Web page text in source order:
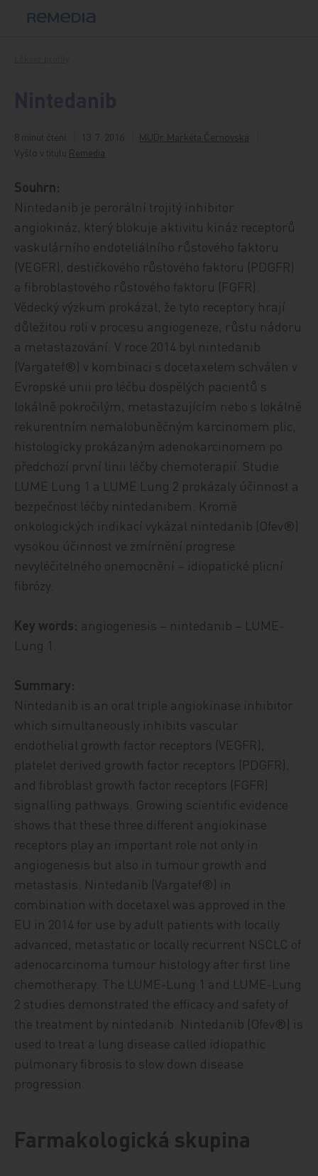
8 minut čtení 13. 7. 2016
MUDr. Markéta Černovská
Vyšlo v titulu Remedia
Souhrn:
Nintedanib je perorální trojitý inhibitor
angiokináz, který blokuje aktivitu kináz receptorů
vaskulárního endoteliálního růstového faktoru
(VEGFR), destičkového růstového faktoru (PDGFR)
a fibroblastového růstového faktoru (FGFR).
Vědecký výzkum prokázal, že tyto receptory hrají
důležitou roli v procesu angiogeneze, růstu nádoru
a metastazování. V roce 2014 byl nintedanib
(Vargatef®) v kombinaci s docetaxelem schválen v
Evropské unii pro léčbu dospělých pacientů s
lokálně pokročilým, metastazujícím nebo s lokálně
rekurentním nemalobuněčným karcinomem plic,
histologicky prokázaným adenokarcinomem po
předchozí první linii léčby chemoterapií. Studie
LUME Lung 1 a LUME Lung 2 prokázaly účinnost a
bezpečnost léčby nintedanibem. Kromě
onkologických indikací vykázal nintedanib (Ofev®)
vysokou účinnost ve zmírnění progrese
nevyléčitelného onemocnění – idiopatické plicní
fibrózy.
Key words: angiogenesis – nintedanib – LUME-
Lung 1.
Summary:
Nintedanib is an oral triple angiokinase inhibitor
which simultaneously inhibits vascular
endothelial growth factor receptors (VEGFR),
platelet derived growth factor receptors (PDGFR),
and fibroblast growth factor receptors (FGFR)
signalling pathways. Growing scientific evidence
shows that these three different angiokinase
receptors play an important role not only in
angiogenesis but also in tumour growth and
metastasis. Nintedanib (Vargatef®) in
combination with docetaxel was approved in the
EU in 2014 for use by adult patients with locally
advanced, metastatic or locally recurrent NSCLC of
adenocarcinoma tumour histology after first line
chemotherapy. The LUME-Lung 1 and LUME-Lung
2 studies demonstrated the efficacy and safety of
the treatment by nintedanib. Nintedanib (Ofev®) is
used to treat a lung disease called idiopathic
pulmonary fibrosis to slow down disease
progression.
Farmakologická skupina